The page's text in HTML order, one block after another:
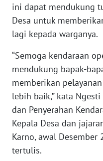
ini dapat mendukung
Desa untuk
lagi kepada warganya.
“Semoga kendaraan
mendukung bapak-
memberikan
lebih baik,” kata
dan Penyerahan
Kepala Desa dan
Karno, awal Desember
tertulis.
SIBER
REDAKSI
KARIR
DISCLAIMER
Wahana
News
Regional
WN